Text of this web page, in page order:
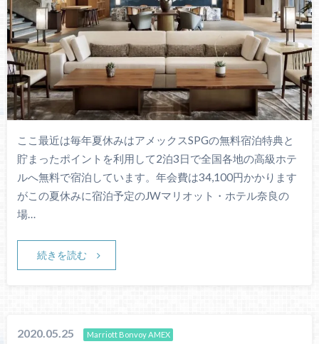
ここ最近は毎年夏休みはアメックスSPGの無料宿泊特典と
貯まったポイントを利用して2泊3日で全国各地の高級ホテ
ルへ無料で宿泊しています。年会費は34,100円かかります
がこの夏休みに宿泊予定のJWマリオット・ホテル奈良の
場…
続きを読む
2020.05.25 Marriott Bonvoy AMEX